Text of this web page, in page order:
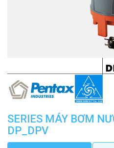
SERIES MÁY BƠM
DP_DPV